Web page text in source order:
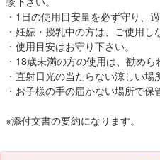
・1日の使用目安量を必ず守り、
・妊娠・授乳中の方は、ご使用し
・使用目安はお守り下さい。
・18歳未満の方の使用は、勧めら
・直射日光の当たらない涼しい場
・お子様の手の届かない場所で保
※添付文書の要約になります。